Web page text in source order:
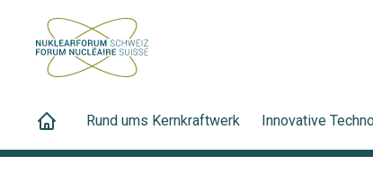
Rund ums Kernkraftwerk Innovative